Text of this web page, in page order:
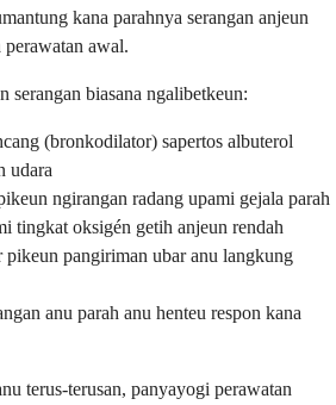
kana parahnya serangan anjeun
perawatan awal.
serangan biasana ngalibetkeun:
(bronkodilator) sapertos albuterol
udara
ngirangan radang upami gejala parah
tingkat oksigén getih anjeun rendah
pikeun pangiriman ubar anu langkung
anu parah anu henteu respon kana
terus-terusan, panyayogi perawatan